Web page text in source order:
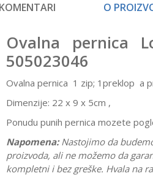
O
Ovalna pernica
505023046
Ovalna pernica 1 zip; 1preklop a
Dimenzije: 22 x 9 x 5cm ,
Ponudu punih pernica mozete
Napomena:Nastojimo da
proizvoda, ali ne možemo da
kompletni i bez greške. Hvala na